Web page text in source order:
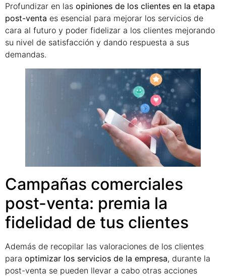
Profundizar en las opiniones de los clientes en la etapa
post-venta es esencial para mejorar los servicios de
cara al futuro y poder fidelizar a los clientes mejorando
su nivel de satisfacción y dando respuesta a sus
demandas.
Campañas comerciales
post-venta: premia la
fidelidad de tus clientes
Además de recopilar las valoraciones de los clientes
para optimizar los servicios de la empresa, durante la
post-venta se pueden llevar a cabo otras acciones